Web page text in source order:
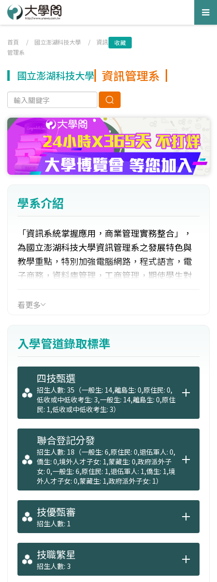
首頁 / 國立澎湖科技大學 / 資訊
管理系
收藏
國立澎湖科技大學 資訊管理系
學系介紹
「資訊系統掌握應用，商業管理實務整合」，
為國立澎湖科技大學資訊管理系之發展特色與
教學重點，特別加強電腦網路，程式語言，電
子商務，資料庫管理，工商管理，期使學生對
開發及管理整合系統的能力，以期能符合業界
看更多
入學管道錄取標準
四技甄選
招生人數: 35（一般生: 14,離島生: 0,原住民: 0,
低收或中低收考生: 3,一般生: 14,離島生: 0,原住
民: 1,低收或中低收考生: 3）
聯合登記分發
招生人數: 18（一般生: 6,原住民: 0,退伍軍人: 0,
僑生: 0,境外人才子女: 1,蒙藏生: 0,政府派外子
女: 0,一般生: 6,原住民: 1,退伍軍人: 1,僑生: 1,境
外人才子女: 0,蒙藏生: 1,政府派外子女: 1）
技優甄審
招生人數: 1
技職繁星
招生人數: 3